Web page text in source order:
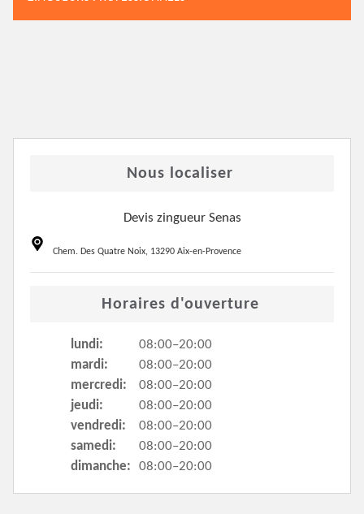
Nous localiser
Devis zingueur Senas
Chem. Des Quatre Noix, 13290 Aix-en-Provence
Horaires d'ouverture
lundi:
08:00–20:00
mardi:
08:00–20:00
mercredi:
08:00–20:00
jeudi:
08:00–20:00
vendredi:
08:00–20:00
samedi:
08:00–20:00
dimanche:
08:00–20:00